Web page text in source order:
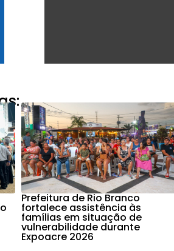
Prefeitura de Rio Branco
fortalece assistência às
famílias em situação de
vulnerabilidade durante
Expoacre 2026